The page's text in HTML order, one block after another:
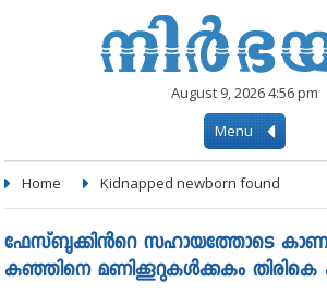
August 9, 2026 4:56 pm
Menu
Home Kidnapped newborn found
ഫേസ്ബുക്കിൻറെ സഹായത്തോടെ
കുഞ്ഞിനെ മണിക്കൂറുകൾക്കകം തിരികെ